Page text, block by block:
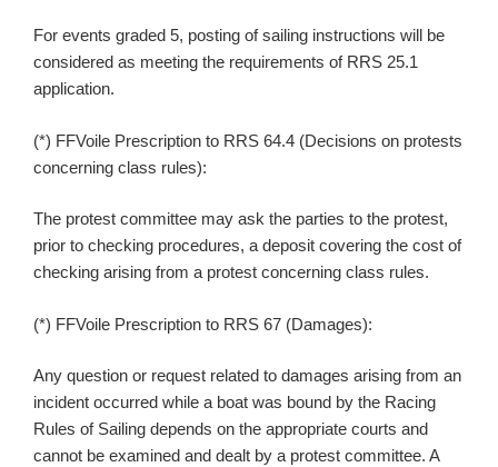
For events graded 5, posting of sailing instructions will be
considered as meeting the requirements of RRS 25.1
application.
(*) FFVoile Prescription to RRS 64.4 (Decisions on protests
concerning class rules):
The protest committee may ask the parties to the protest,
prior to checking procedures, a deposit covering the cost of
checking arising from a protest concerning class rules.
(*) FFVoile Prescription to RRS 67 (Damages):
Any question or request related to damages arising from an
incident occurred while a boat was bound by the Racing
Rules of Sailing depends on the appropriate courts and
cannot be examined and dealt by a protest committee. A